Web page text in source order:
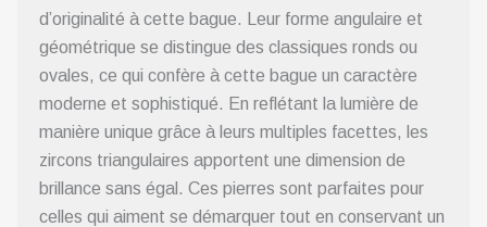
d’originalité à cette bague. Leur forme angulaire et
géométrique se distingue des classiques ronds ou
ovales, ce qui confère à cette bague un caractère
moderne et sophistiqué. En reflétant la lumière de
manière unique grâce à leurs multiples facettes, les
zircons triangulaires apportent une dimension de
brillance sans égal. Ces pierres sont parfaites pour
celles qui aiment se démarquer tout en conservant un